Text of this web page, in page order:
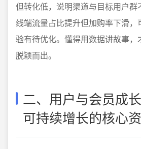
但转化低，说明渠道与目标用户
线端流量占比提升但加购率下滑
验有待优化。懂得用数据讲故事，
脱颖而出。
二、用户与会员成
可持续增长的核心